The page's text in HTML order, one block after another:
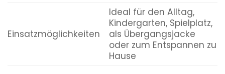
Einsatzmöglichkeiten
Ideal für den Alltag,
Kindergarten, Spielplatz,
als Übergangsjacke
oder zum Entspannen zu
Hause